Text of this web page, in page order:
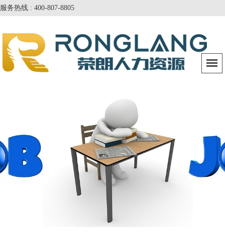
服务热线 : 400-807-8805